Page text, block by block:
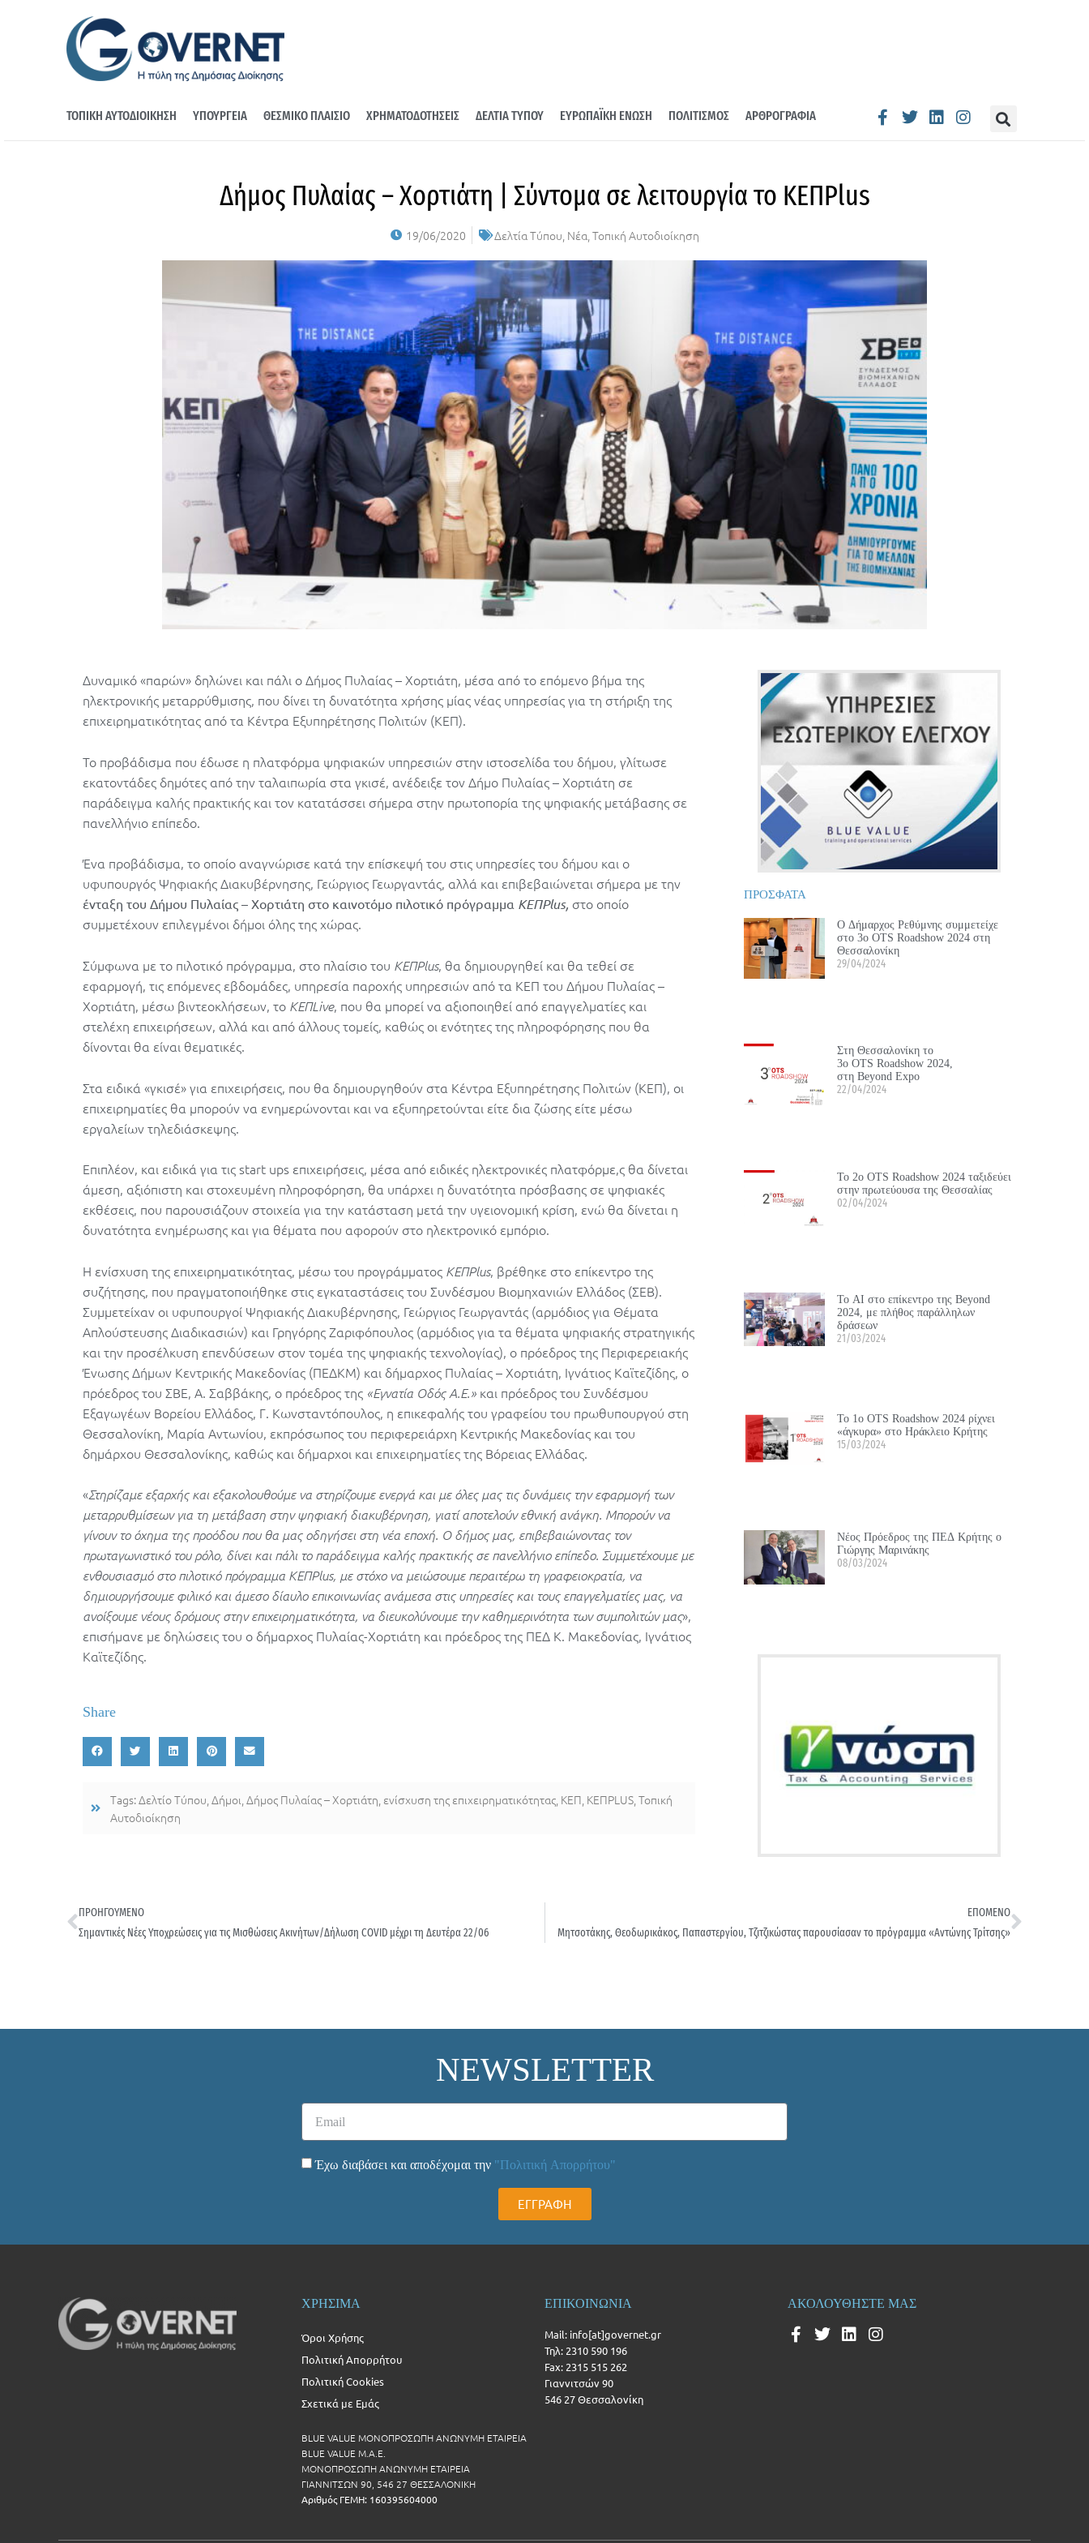
ΤΟΠΙΚΗ ΑΥΤΟΔΙΟΙΚΗΣΗ ΥΠΟΥΡΓΕΙΑ ΘΕΣΜΙΚΟ ΠΛΑΙΣΙΟ ΧΡΗΜΑΤΟΔΟΤΗΣΕΙΣ ΔΕΛΤΙΑ ΤΥΠΟΥ ΕΥΡΩΠΑΪΚΗ ΕΝΩΣΗ ΠΟΛΙΤΙΣΜΟΣ ΑΡΘΡΟΓΡΑΦΙΑ
Δήμος Πυλαίας – Χορτιάτη | Σύντομα σε λειτουργία το ΚΕΠPlus
19/06/2020 Δελτία Τύπου, Νέα,Τοπική Αυτοδιοίκηση
Δυναμικό «παρών» δηλώνει και πάλι ο Δήμος Πυλαίας – Χορτιάτη, μέσα από το επόμενο βήμα της
ηλεκτρονικής μεταρρύθμισης, που δίνει τη δυνατότητα χρήσης μίας νέας υπηρεσίας για τη στήριξη της
επιχειρηματικότητας από τα Κέντρα Εξυπηρέτησης Πολιτών (ΚΕΠ).
Το προβάδισμα που έδωσε η πλατφόρμα ψηφιακών υπηρεσιών στην ιστοσελίδα του δήμου, γλίτωσε
εκατοντάδες δημότες από την ταλαιπωρία στα γκισέ, ανέδειξε τον Δήμο Πυλαίας – Χορτιάτη σε
παράδειγμα καλής πρακτικής και τον κατατάσσει σήμερα στην πρωτοπορία της ψηφιακής μετάβασης σε
πανελλήνιο επίπεδο.
Ένα προβάδισμα, το οποίο αναγνώρισε κατά την επίσκεψή του στις υπηρεσίες του δήμου και ο
υφυπουργός Ψηφιακής Διακυβέρνησης, Γεώργιος Γεωργαντάς, αλλά και επιβεβαιώνεται σήμερα με την
ένταξη του Δήμου Πυλαίας – Χορτιάτη στο καινοτόμο πιλοτικό πρόγραμμα ΚΕΠPlus, στο οποίο
συμμετέχουν επιλεγμένοι δήμοι όλης της χώρας.
Σύμφωνα με το πιλοτικό πρόγραμμα, στο πλαίσιο του ΚΕΠPlus, θα δημιουργηθεί και θα τεθεί σε
εφαρμογή, τις επόμενες εβδομάδες, υπηρεσία παροχής υπηρεσιών από τα ΚΕΠ του Δήμου Πυλαίας –
Χορτιάτη, μέσω βιντεοκλήσεων, το ΚΕΠLive, που θα μπορεί να αξιοποιηθεί από επαγγελματίες και
στελέχη επιχειρήσεων, αλλά και από άλλους τομείς, καθώς οι ενότητες της πληροφόρησης που θα
δίνονται θα είναι θεματικές.
Στα ειδικά «γκισέ» για επιχειρήσεις, που θα δημιουργηθούν στα Κέντρα Εξυπηρέτησης Πολιτών (ΚΕΠ), οι
επιχειρηματίες θα μπορούν να ενημερώνονται και να εξυπηρετούνται είτε δια ζώσης είτε μέσω
εργαλείων τηλεδιάσκεψης.
Επιπλέον, και ειδικά για τις start ups επιχειρήσεις, μέσα από ειδικές ηλεκτρονικές πλατφόρμε,ς θα δίνεται
άμεση, αξιόπιστη και στοχευμένη πληροφόρηση, θα υπάρχει η δυνατότητα πρόσβασης σε ψηφιακές
εκθέσεις, που παρουσιάζουν στοιχεία για την κατάσταση μετά την υγειονομική κρίση, ενώ θα δίνεται η
δυνατότητα ενημέρωσης και για θέματα που αφορούν στο ηλεκτρονικό εμπόριο.
Η ενίσχυση της επιχειρηματικότητας, μέσω του προγράμματος ΚΕΠPlus, βρέθηκε στο επίκεντρο της
συζήτησης, που πραγματοποιήθηκε στις εγκαταστάσεις του Συνδέσμου Βιομηχανιών Ελλάδος (ΣΕΒ).
Συμμετείχαν οι υφυπουργοί Ψηφιακής Διακυβέρνησης, Γεώργιος Γεωργαντάς (αρμόδιος για Θέματα
Απλούστευσης Διαδικασιών) και Γρηγόρης Ζαριφόπουλος (αρμόδιος για τα θέματα ψηφιακής στρατηγικής
και την προσέλκυση επενδύσεων στον τομέα της ψηφιακής τεχνολογίας), ο πρόεδρος της Περιφερειακής
Ένωσης Δήμων Κεντρικής Μακεδονίας (ΠΕΔΚΜ) και δήμαρχος Πυλαίας – Χορτιάτη, Ιγνάτιος Καϊτεζίδης, o
πρόεδρος του ΣΒΕ, Α. Σαββάκης, ο πρόεδρος της «Εγνατία Οδός Α.Ε.» και πρόεδρος του Συνδέσμου
Εξαγωγέων Βορείου Ελλάδος, Γ. Κωνσταντόπουλος, η επικεφαλής του γραφείου του πρωθυπουργού στη
Θεσσαλονίκη, Μαρία Αντωνίου, εκπρόσωπος του περιφερειάρχη Κεντρικής Μακεδονίας και του
δημάρχου Θεσσαλονίκης, καθώς και δήμαρχοι και επιχειρηματίες της Βόρειας Ελλάδας.
«Στηρίζαμε εξαρχής και εξακολουθούμε να στηρίζουμε ενεργά και με όλες μας τις δυνάμεις την εφαρμογή των
μεταρρυθμίσεων για τη μετάβαση στην ψηφιακή διακυβέρνηση, γιατί αποτελούν εθνική ανάγκη. Μπορούν να
γίνουν το όχημα της προόδου που θα μας οδηγήσει στη νέα εποχή. Ο δήμος μας, επιβεβαιώνοντας τον
πρωταγωνιστικό του ρόλο, δίνει και πάλι το παράδειγμα καλής πρακτικής σε πανελλήνιο επίπεδο. Συμμετέχουμε με
ενθουσιασμό στο πιλοτικό πρόγραμμα ΚΕΠPlus, με στόχο να μειώσουμε περαιτέρω τη γραφειοκρατία, να
δημιουργήσουμε φιλικό και άμεσο δίαυλο επικοινωνίας ανάμεσα στις υπηρεσίες και τους επαγγελματίες μας, να
ανοίξουμε νέους δρόμους στην επιχειρηματικότητα, να διευκολύνουμε την καθημερινότητα των συμπολιτών μας»,
επισήμανε με δηλώσεις του ο δήμαρχος Πυλαίας-Χορτιάτη και πρόεδρος της ΠΕΔ Κ. Μακεδονίας, Ιγνάτιος
Καϊτεζίδης.
Share
Tags:Δελτίο Τύπου Δήμοι Δήμος Πυλαίας – Χορτιάτη ενίσχυση της επιχειρηματικότητας ΚΕΠ ΚΕΠPLUS Τοπική
Αυτοδιοίκηση
ΠΡΟΣΦΑΤΑ
Ο Δήμαρχος Ρεθύμνης συμμετείχε
στο 3ο OTS Roadshow 2024 στη
Θεσσαλονίκη
29/04/2024
Στη Θεσσαλονίκη το
3ο OTS Roadshow 2024,
στη Beyond Expo
22/04/2024
Το 2ο OTS Roadshow 2024 ταξιδεύει
στην πρωτεύουσα της Θεσσαλίας
02/04/2024
Το ΑΙ στο επίκεντρο της Beyond
2024, με πλήθος παράλληλων
δράσεων
21/03/2024
Το 1ο OTS Roadshow 2024 ρίχνει
«άγκυρα» στο Ηράκλειο Κρήτης
15/03/2024
Νέος Πρόεδρος της ΠΕΔ Κρήτης ο
Γιώργης Μαρινάκης
08/03/2024
ΠΡΟΗΓΟΥΜΕΝΟ
Σημαντικές Νέες Υποχρεώσεις για τις Μισθώσεις Ακινήτων/Δήλωση COVID μέχρι τη Δευτέρα 22/06
ΕΠΟΜΕΝΟ
Μητσοτάκης, Θεοδωρικάκος, Παπαστεργίου, Τζιτζικώστας παρουσίασαν το πρόγραμμα «Αντώνης Τρίτσης»
NEWSLETTER
Έχω διαβάσει και αποδέχομαι την "Πολιτική Απορρήτου"
ΕΓΓΡΑΦΗ
ΧΡΗΣΙΜΑ
Όροι Χρήσης
Πολιτική Απορρήτου
Πολιτική Cookies
Σχετικά με Εμάς
BLUE VALUE ΜΟΝΟΠΡΟΣΩΠΗ ΑΝΩΝΥΜΗ ΕΤΑΙΡΕΙΑ
BLUE VALUE Μ.Α.Ε.
ΜΟΝΟΠΡΟΣΩΠΗ ΑΝΩΝΥΜΗ ΕΤΑΙΡΕΙΑ
ΓΙΑΝΝΙΤΣΩΝ 90, 546 27 ΘΕΣΣΑΛΟΝΙΚΗ
Αριθμός ΓΕΜΗ: 160395604000
ΕΠΙΚΟΙΝΩΝΙΑ
Mail: info[at]governet.gr
Τηλ: 2310 590 196
Fax: 2315 515 262
Γιαννιτσών 90
546 27 Θεσσαλονίκη
ΑΚΟΛΟΥΘΗΣΤΕ ΜΑΣ